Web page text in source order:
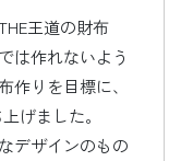
王道の財布
は作れないよう
作りを目標に、
げました。
デザインのもの